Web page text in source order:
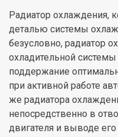
Радиатор охлаждения,
деталью системы
безусловно, радиатор
охладительной
поддержание
при активной работе
же радиатора
непосредственно в
двигателя и выводе